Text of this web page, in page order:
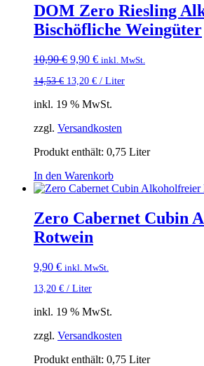
DOM Zero Riesling
Bischöfliche Weingüter
10,90€ Ursprünglicher
war:
9,90 €Aktueller
ist:
inkl. MwSt.
14,53€ 13,20 € / Liter
inkl. 19 % MwSt.
zzgl. Versandkosten
Produkt enthält: 0,75 Liter
In den Warenkorb
Zero Cabernet Cubin
Rotwein
9,90 € inkl. MwSt.
13,20 € / Liter
inkl. 19 % MwSt.
zzgl. Versandkosten
Produkt enthält: 0,75 Liter